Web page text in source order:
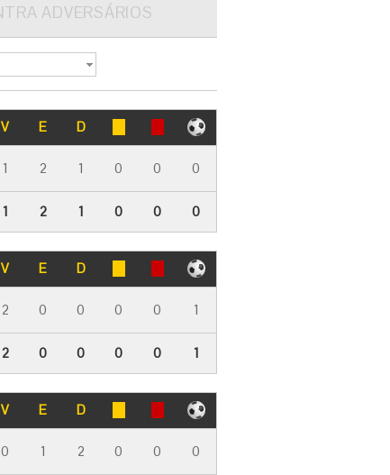
ADVERSÁRIOS
V E D
1 2 1 0 0 0
1 2 1 0 0 0
V E D
2 0 0 0 0 1
2 0 0 0 0 1
V E D
0 1 2 0 0 0